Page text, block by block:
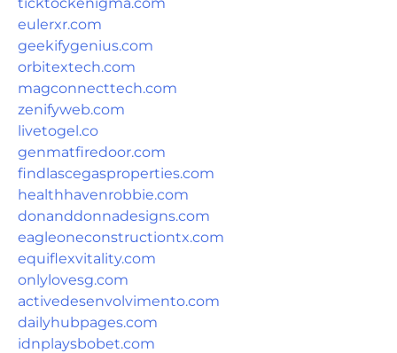
eulerxr.com
geekifygenius.com
orbitextech.com
magconnecttech.com
zenifyweb.com
livetogel.co
genmatfiredoor.com
findlascegasproperties.com
healthhavenrobbie.com
donanddonnadesigns.com
eagleoneconstructiontx.com
equiflexvitality.com
onlylovesg.com
activedesenvolvimento.com
dailyhubpages.com
idnplaysbobet.com